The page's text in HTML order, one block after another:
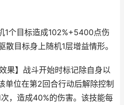
个目标造成102%+5400点伤
目标身上随机1层增益情形。
】战斗开始时标记除自身以
单位在第2回合行动后解除控制
，造成40%的伤害。该技能每